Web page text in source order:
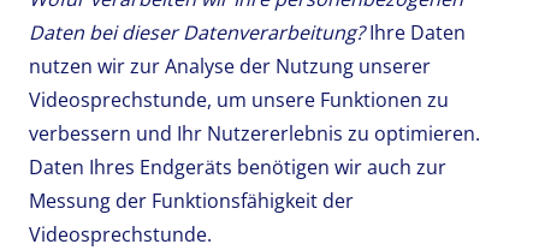
Daten bei dieser Datenverarbeitung?Ihre Daten
nutzen wir zur Analyse der Nutzung unserer
Videosprechstunde, um unsere Funktionen zu
verbessern und Ihr Nutzererlebnis zu optimieren.
Daten Ihres Endgeräts benötigen wir auch zur
Messung der Funktionsfähigkeit der
Videosprechstunde.